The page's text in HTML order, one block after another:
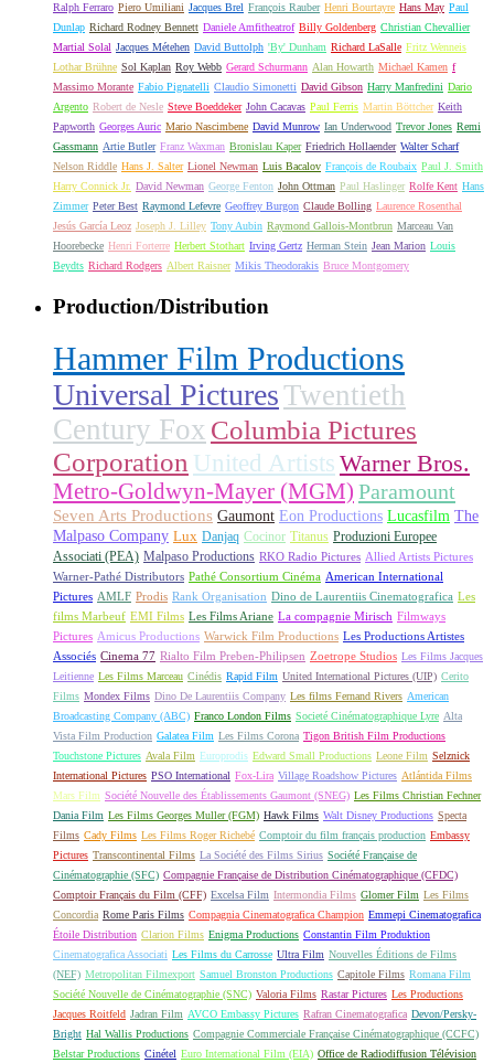
Ralph Ferraro Piero Umiliani Jacques Brel François Rauber Henri Bourtayre Hans May Paul
Dunlap Richard Rodney Bennett Daniele Amfitheatrof Billy Goldenberg Christian Chevallier
Martial Solal Jacques Métehen David Buttolph 'By' Dunham Richard LaSalle Fritz Wenneis
Lothar Brühne Sol Kaplan Roy Webb Gerard Schurmann Alan Howarth Michael Kamen f
Massimo Morante Fabio Pignatelli Claudio Simonetti David Gibson Harry Manfredini Dario
Argento Robert de Nesle Steve Boeddeker John Cacavas Paul Ferris Martin Böttcher Keith
Papworth Georges Auric Mario Nascimbene David Munrow Ian Underwood Trevor Jones Remi
Gassmann Artie Butler Franz Waxman Bronislau Kaper Friedrich Hollaender Walter Scharf
Nelson Riddle Hans J. Salter Lionel Newman Luis Bacalov François de Roubaix Paul J. Smith
Harry Connick Jr. David Newman George Fenton John Ottman Paul Haslinger Rolfe Kent Hans
Zimmer Peter Best Raymond Lefevre Geoffrey Burgon Claude Bolling Laurence Rosenthal
Jesús García Leoz Joseph J. Lilley Tony Aubin Raymond Gallois-Montbrun Marceau Van
Hoorebecke Henri Forterre Herbert Stothart Irving Gertz Herman Stein Jean Marion Louis
Beydts Richard Rodgers Albert Raisner Mikis Theodorakis Bruce Montgomery
Production/Distribution
Hammer Film Productions
Universal PicturesTwentieth
Century Fox Columbia Pictures
Corporation United Artists Warner Bros.
Metro-Goldwyn-Mayer (MGM) Paramount
Seven Arts Productions Gaumont Eon Productions Lucasfilm The
Malpaso Company Lux Danjaq Cocinor Titanus Produzioni Europee
Associati (PEA) Malpaso Productions RKO Radio Pictures Allied Artists Pictures
Warner-Pathé Distributors Pathé Consortium Cinéma American International
Pictures AMLF Prodis Rank Organisation Dino de Laurentiis Cinematografica Les
films Marbeuf EMI Films Les Films Ariane La compagnie Mirisch Filmways
Pictures Amicus Productions Warwick Film Productions Les Productions Artistes
Associés Cinema 77 Rialto Film Preben-Philipsen Zoetrope Studios Les Films Jacques
Leitienne Les Films Marceau Cinédis Rapid Film United International Pictures (UIP) Cerito
Films Mondex Films Dino De Laurentiis Company Les films Fernand Rivers American
Broadcasting Company (ABC) Franco London Films Societé Cinématographique Lyre Alta
Vista Film Production Galatea Film Les Films Corona Tigon British Film Productions
Touchstone Pictures Avala Film Europrodis Edward Small Productions Leone Film Selznick
International Pictures PSO International Fox-Lira Village Roadshow Pictures Atlántida Films
Mars Film Société Nouvelle des Établissements Gaumont (SNEG) Les Films Christian Fechner
Dania Film Les Films Georges Muller (FGM) Hawk Films Walt Disney Productions Specta
Films Cady Films Les Films Roger Richebé Comptoir du film français production Embassy
Pictures Transcontinental Films La Société des Films Sirius Société Française de
Cinématographie (SFC) Compagnie Française de Distribution Cinématographique (CFDC)
Comptoir Français du Film (CFF) Excelsa Film Intermondia Films Glomer Film Les Films
Concordia Rome Paris Films Compagnia Cinematografica Champion Emmepi Cinematografica
Étoile Distribution Clarion Films Enigma Productions Constantin Film Produktion
Cinematografica Associati Les Films du Carrosse Ultra Film Nouvelles Éditions de Films
(NEF) Metropolitan Filmexport Samuel Bronston Productions Capitole Films Romana Film
Société Nouvelle de Cinématographie (SNC) Valoria Films Rastar Pictures Les Productions
Jacques Roitfeld Jadran Film AVCO Embassy Pictures Rafran Cinematografica Devon/Persky-
Bright Hal Wallis Productions Compagnie Commerciale Française Cinématographique (CCFC)
Belstar Productions Cinétel Euro International Film (EIA) Office de Radiodiffusion Télévision